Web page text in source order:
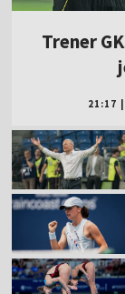
Trener
21:17 |